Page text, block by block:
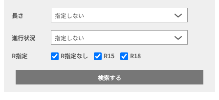
長さ
進行状況
R指定 R指定なし R15 R18